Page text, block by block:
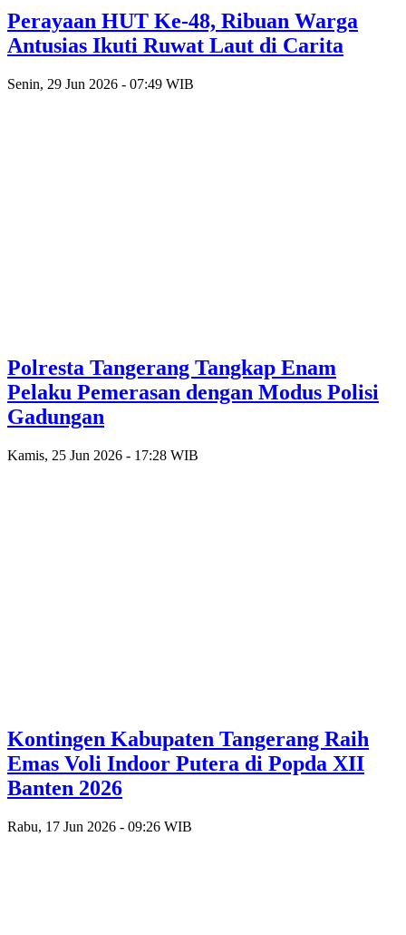
Perayaan HUT Ke-48, Ribuan Warga
Antusias Ikuti Ruwat Laut di Carita
Senin, 29 Jun 2026 - 07:49 WIB
Polresta Tangerang Tangkap Enam
Pelaku Pemerasan dengan Modus Polisi
Gadungan
Kamis, 25 Jun 2026 - 17:28 WIB
Kontingen Kabupaten Tangerang Raih
Emas Voli Indoor Putera di Popda XII
Banten 2026
Rabu, 17 Jun 2026 - 09:26 WIB